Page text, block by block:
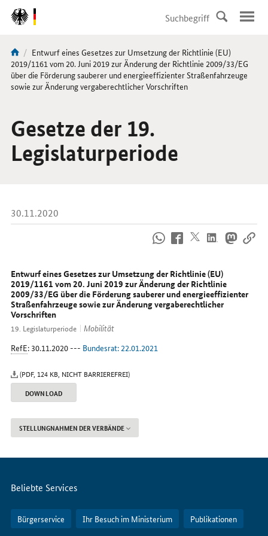
DirektZu:
Navigation
Sie
sind
hier:
Aktuelle
Seite:
Entwurf eines Gesetzes zur Umsetzung der Richtlinie (EU)
2019/1161 vom 20. Juni 2019 zur Änderung der Richtlinie 2009/33/EG
über die Förderung sauberer und energieeffizienter Straßenfahrzeuge
sowie zur Änderung vergaberechtlicher Vorschriften
Gesetze der 19.
Legislaturperiode
30.11.2020
uns
im
Internet
Entwurf eines Gesetzes zur Umsetzung der Richtlinie (EU)
2019/1161 vom 20. Juni 2019 zur Änderung der Richtlinie
2009/33/EG über die Förderung sauberer und energieeffizienter
Straßenfahrzeuge sowie zur Änderung vergaberechtlicher
Vorschriften
19. Legislaturperiode
Mobilität
RefE: 30.11.2020 --- Bundesrat: 22.01.2021
(PDF, 124 KB, NICHT BARRIEREFREI)
DOWNLOAD
STELLUNGNAHMEN DER VERBÄNDE
Servicemenü
Beliebte Services
Bürgerservice Ihr Besuch im Ministerium Publikationen